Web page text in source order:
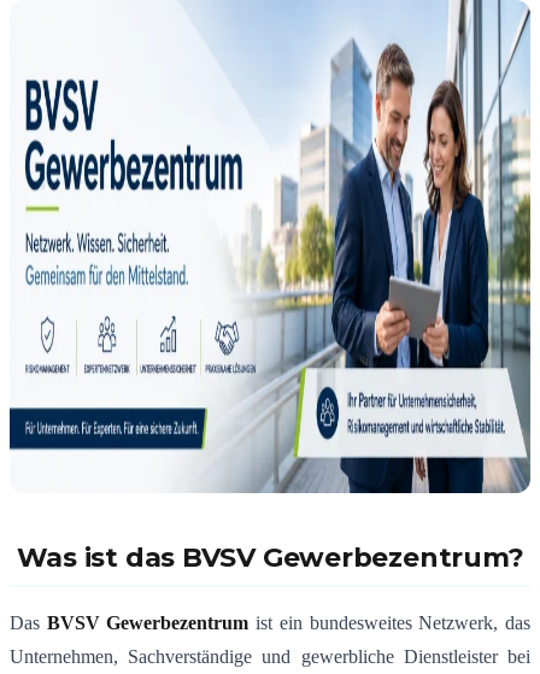
Was ist das BVSV Gewerbezentrum?
Das BVSV Gewerbezentrum ist ein bundesweites Netzwerk, das
Unternehmen, Sachverständige und gewerbliche Dienstleister bei